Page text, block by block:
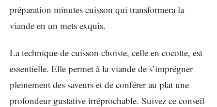
préparation minutes cuisson qui transformera la
viande en un mets exquis.
La technique de cuisson choisie, celle en cocotte, est
essentielle. Elle permet à la viande de s’imprégner
pleinement des saveurs et de conférer au plat une
profondeur gustative irréprochable. Suivez ce conseil